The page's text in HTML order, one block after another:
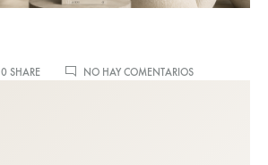
0 SHARE NO HAY COMENTARIOSEN